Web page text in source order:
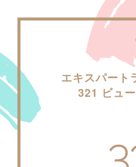
エキスパート
321 ビュ